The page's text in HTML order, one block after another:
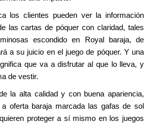
los clientes pueden ver la información
las cartas de póquer con claridad, tales
escondido en Royal baraja, de
a su juicio en el juego de póquer. Y una
que va a disfrutar al que lo lleva, y
de vestir.
la alta calidad y con buena apariencia,
oferta baraja marcada las gafas de sol
proteger a sí mismo en los juegos